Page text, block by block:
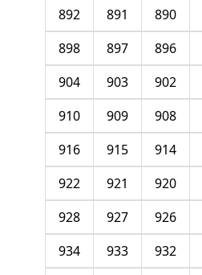
890
891
892
896
897
898
902
903
904
908
909
910
914
915
916
920
921
922
926
927
928
932
933
934